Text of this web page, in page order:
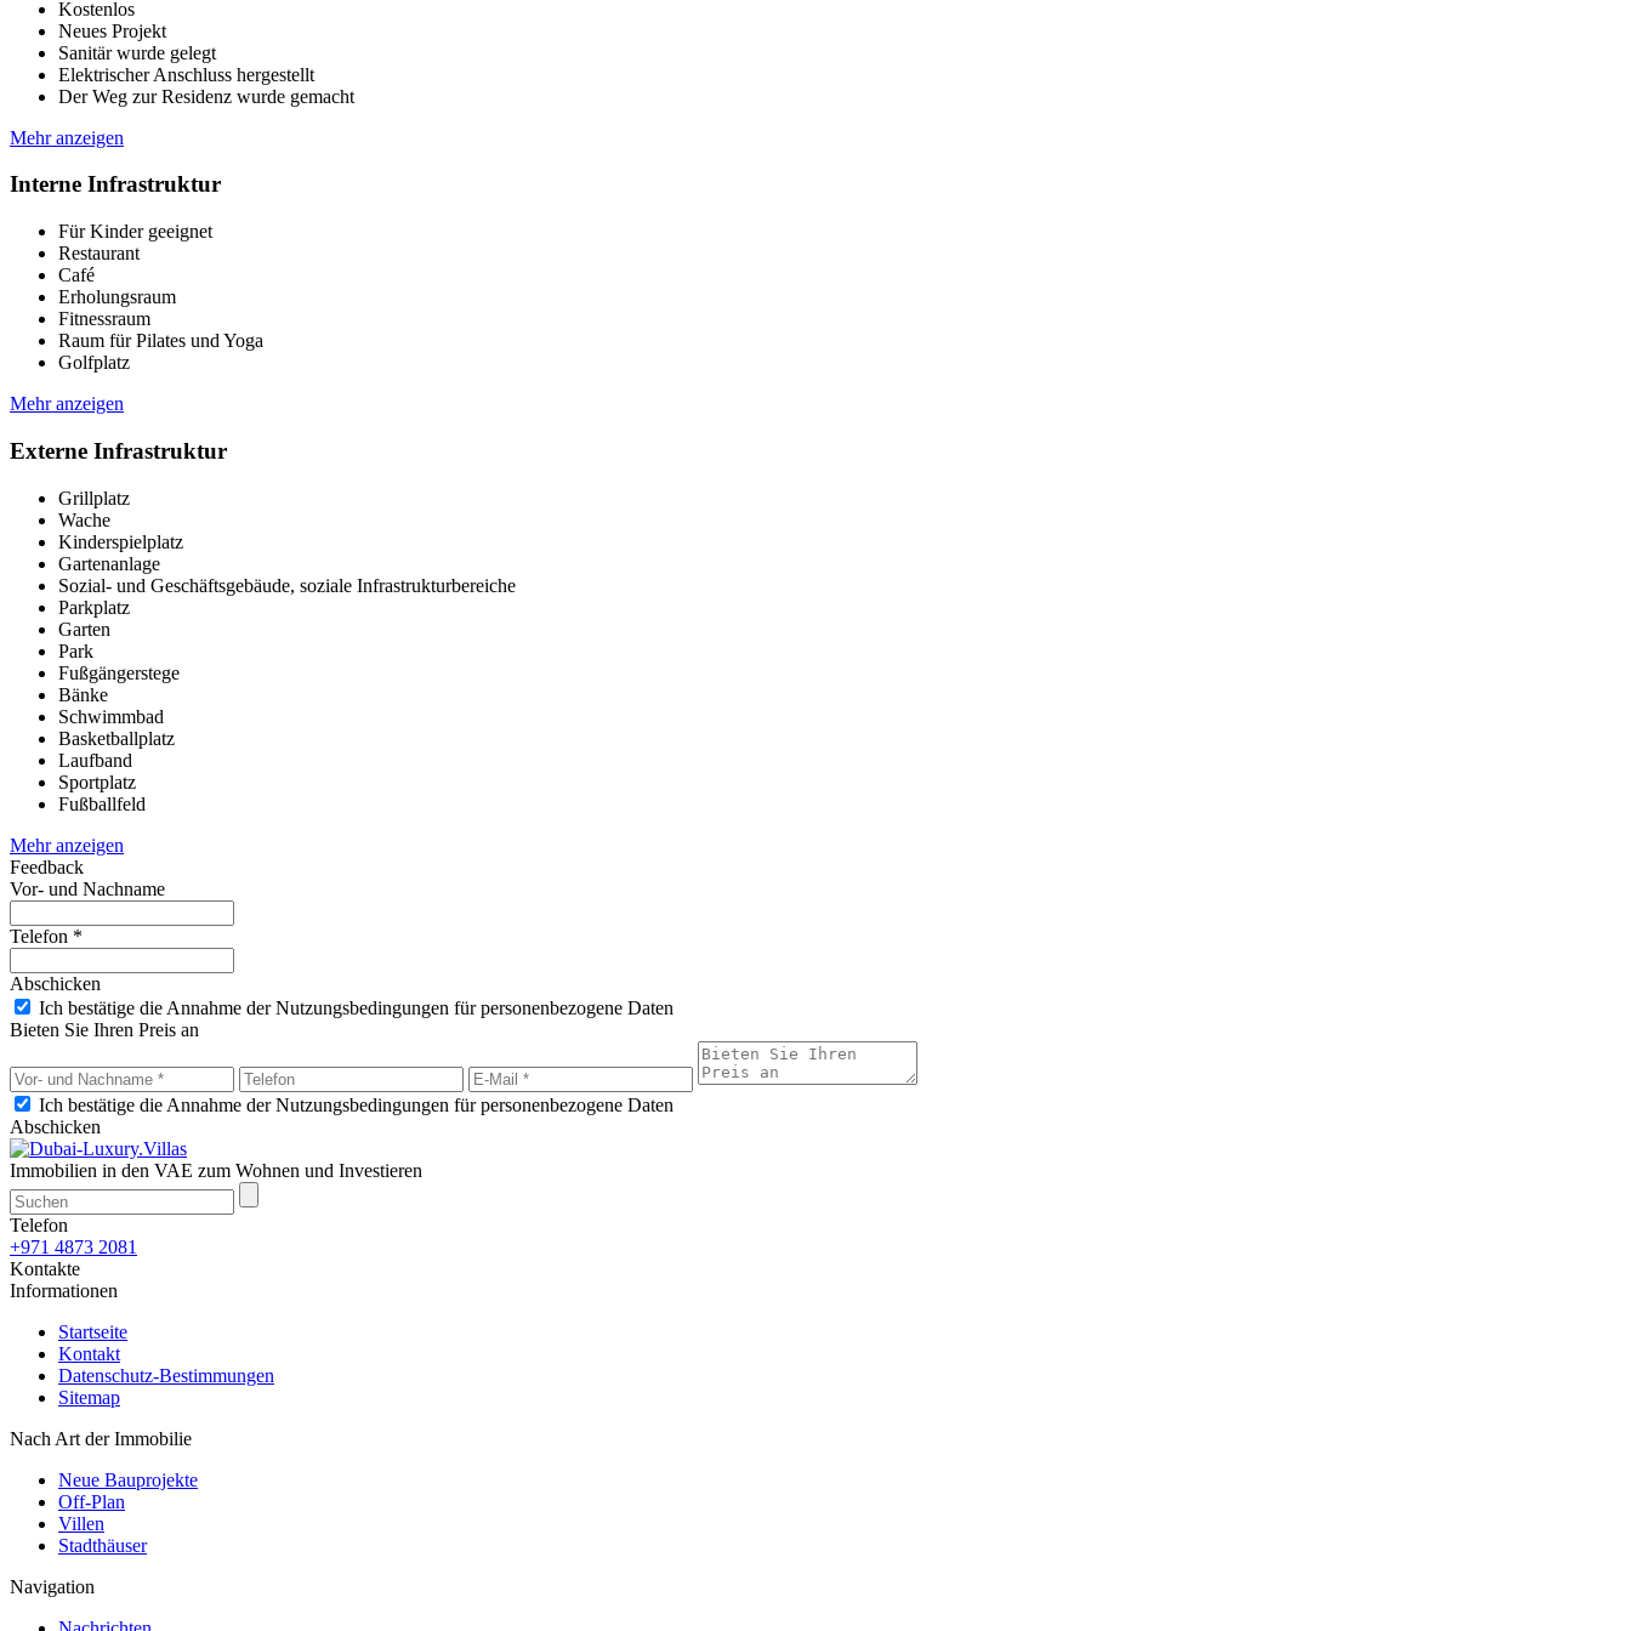
Kostenlos
Neues Projekt
Sanitär wurde gelegt
Elektrischer Anschluss hergestellt
Der Weg zur Residenz wurde gemacht
Mehr anzeigen
Interne Infrastruktur
Für Kinder geeignet
Restaurant
Café
Erholungsraum
Fitnessraum
Raum für Pilates und Yoga
Golfplatz
Mehr anzeigen
Externe Infrastruktur
Grillplatz
Wache
Kinderspielplatz
Gartenanlage
Sozial- und Geschäftsgebäude, soziale Infrastrukturbereiche
Parkplatz
Garten
Park
Fußgängerstege
Bänke
Schwimmbad
Basketballplatz
Laufband
Sportplatz
Fußballfeld
Mehr anzeigen
Feedback
Vor- und Nachname
Telefon *
Abschicken
Ich bestätige die Annahme der Nutzungsbedingungen für personenbezogene Daten
Bieten Sie Ihren Preis an
Ich bestätige die Annahme der Nutzungsbedingungen für personenbezogene Daten
Abschicken
Immobilien in den VAE zum Wohnen und Investieren
Telefon
+971 4873 2081
Kontakte
Informationen
Startseite
Kontakt
Datenschutz-Bestimmungen
Sitemap
Nach Art der Immobilie
Neue Bauprojekte
Off-Plan
Villen
Stadthäuser
Navigation